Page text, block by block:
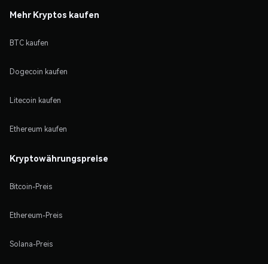
Mehr Kryptos kaufen
BTC kaufen
Dogecoin kaufen
Litecoin kaufen
Ethereum kaufen
Kryptowährungspreise
Bitcoin-Preis
Ethereum-Preis
Solana-Preis